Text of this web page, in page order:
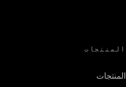
المنتجات
المنتجات